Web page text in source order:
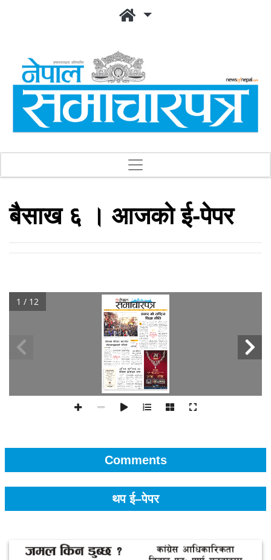
बैसाख ६ । आजको ई-पेपर
1 / 12
Comments
थप ई–पेपर